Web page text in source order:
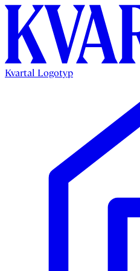
Kvartal Logotyp